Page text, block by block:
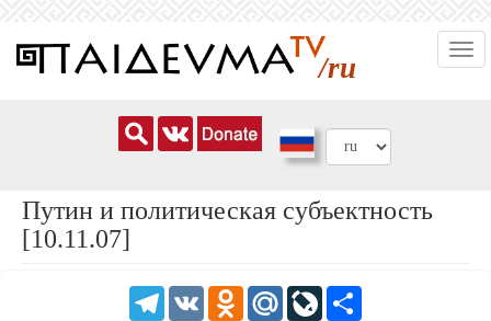
основному
/ru
Путин и политическая субъектность
[10.11.07]
TelegramVK Odnoklassniki
Mail.Ru LiveJournal